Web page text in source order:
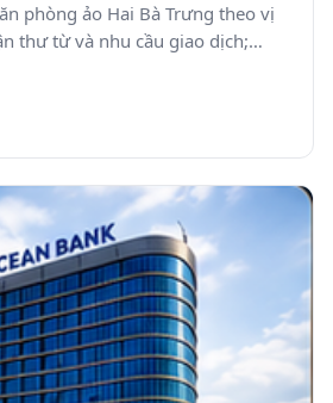
phòng ảo Hai Bà Trưng theo vị
thư từ và nhu cầu giao dịch;